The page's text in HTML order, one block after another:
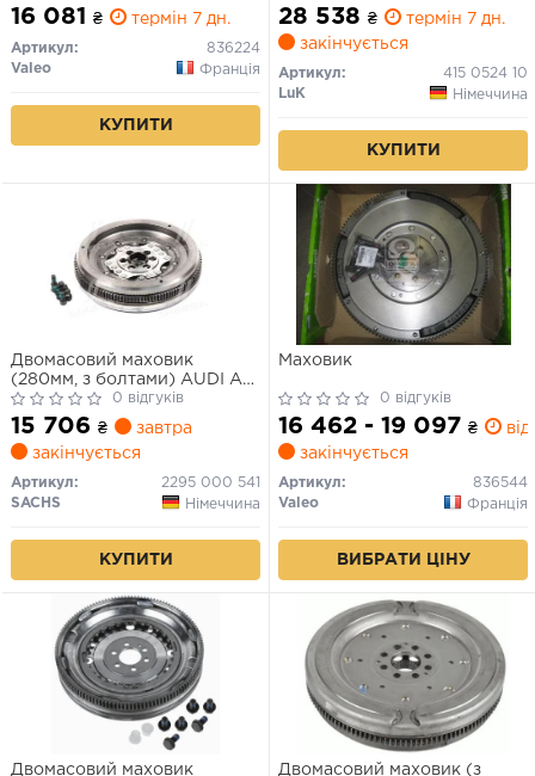
16 081 ₴ термін 7 дн.
Артикул:
836224
Valeo
Франція
КУПИТИ
регулювання тертя) AUDI A3
SEAT ALTEA XL, LEON
SKODA OCTAVIA II, SUPERB
II, YETI VW BEETLE, CC B7,
EOS 1.8/2.0 09.04-07.18
28 538 ₴
термін 7 дн.
закінчується
Артикул:
415 0524 10
LuK
Німеччина
КУПИТИ
Двомасовий маховик
(280мм, з болтами) AUDI A3
SEAT ALTEA, ALTEA XL,
LEON, TOLEDO III SKODA
OCTAVIA II, SUPERB II, YETI
VW BEETLE, EOS, GOLF
PLUS V, GOLF V, GOLF VI,
JETTA III 2.0D 05.03-12.17
0 відгуків
15 706 ₴
завтра
закінчується
Артикул:
2295 000 541
SACHS
Німеччина
КУПИТИ
Маховик
0 відгуків
16 462 - 19 097 ₴
закінчується
Артикул:
836544
Valeo
Франція
ВИБРАТИ ЦІНУ
Двомасовий маховик
Двомасовий маховик (з